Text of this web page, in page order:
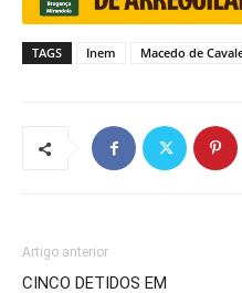
TAGS Inem Macedo de
Artigo anterior
CINCO DETIDOS EM